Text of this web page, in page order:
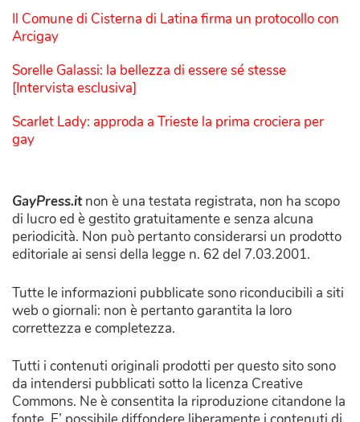
Il Comune di Cisterna di Latina firma un protocollo con
Arcigay
Sorelle Galassi: la bellezza di essere sé stesse
[Intervista esclusiva]
Scarlet Lady: approda a Trieste la prima crociera per
gay
GayPress.itnon è una testata registrata, non ha scopo
di lucro ed è gestito gratuitamente e senza alcuna
periodicità. Non può pertanto considerarsi un prodotto
editoriale ai sensi della legge n. 62 del 7.03.2001.
Tutte le informazioni pubblicate sono riconducibili a siti
web o giornali: non è pertanto garantita la loro
correttezza e completezza.
Tutti i contenuti originali prodotti per questo sito sono
da intendersi pubblicati sotto la licenza Creative
Commons. Ne è consentita la riproduzione citandone la